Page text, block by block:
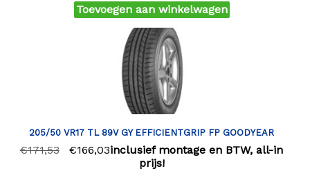
Toevoegen aan winkelwagen
205/50 VR17 TL 89V GY EFFICIENTGRIP FP GOODYEAR
€171,53 €166,03inclusief montage en BTW, all-in
prijs!